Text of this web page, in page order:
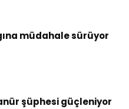
müdahale sürüyor
şüphesi güçleniyor